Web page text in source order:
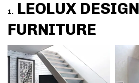
1. LEOLUX DESIGN
FURNITURE